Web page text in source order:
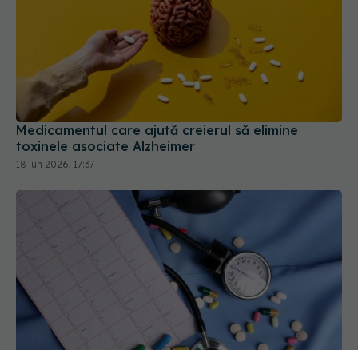
Medicamentul care ajută creierul să elimine
toxinele asociate Alzheimer
18 iun 2026, 17:37